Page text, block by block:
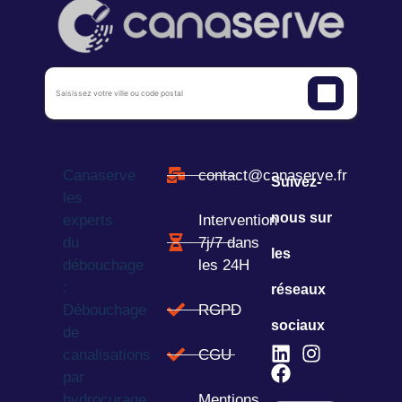
Canaserve
les
experts
du
débouchage
:
Débouchage
de
canalisations
par
contact@canaserve.fr
Intervention
7j/7 dans
les 24H
RGPD
CGU
Suivez-
nous sur
les
réseaux
sociaux